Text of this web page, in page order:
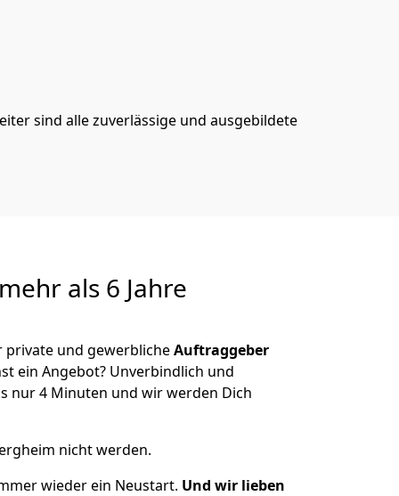
sind alle zuverlässige und ausgebildete
mehr als 6 Jahre
und gewerblicheAuftraggeber
ein Angebot? Unverbindlich und
nur 4 Minuten und wir werden Dich
nicht werden.
wieder ein Neustart. Und wir lieben